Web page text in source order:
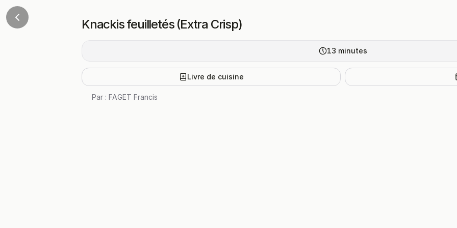
Knackis feuilletés (Extra Crisp)
13 minutes
Livre de cuisine
Par : FAGET Francis